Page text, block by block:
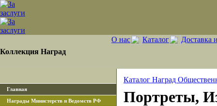
Коллекция Наград
О нас Каталог Доставка
Главная
Награды Министерств и Ведомств РФ
Каталог Наград
Портреты,